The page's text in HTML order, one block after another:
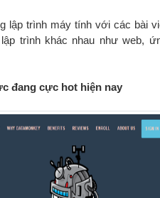
lập trình máy tính với các bài
trình khác nhau như web,
đang cực hot hiện nay